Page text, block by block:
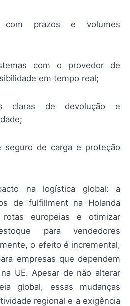
com prazos e volumes
com o provedor de
em tempo real;
claras de devolução e
seguro de carga e proteção
na logística global: a
de fulfillment na Holanda
europeias e otimizar
para vendedores
o efeito é incremental,
empresas que dependem
UE. Apesar de não alterar
global, essas mudanças
regional e a exigência